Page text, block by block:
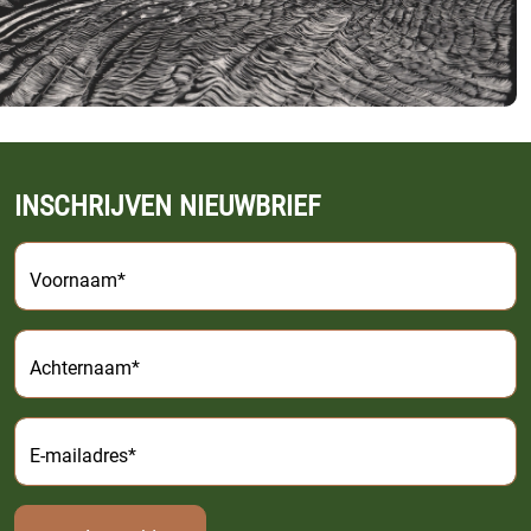
INSCHRIJVEN NIEUWBRIEF
Voornaam*
Achternaam*
E-mailadres*